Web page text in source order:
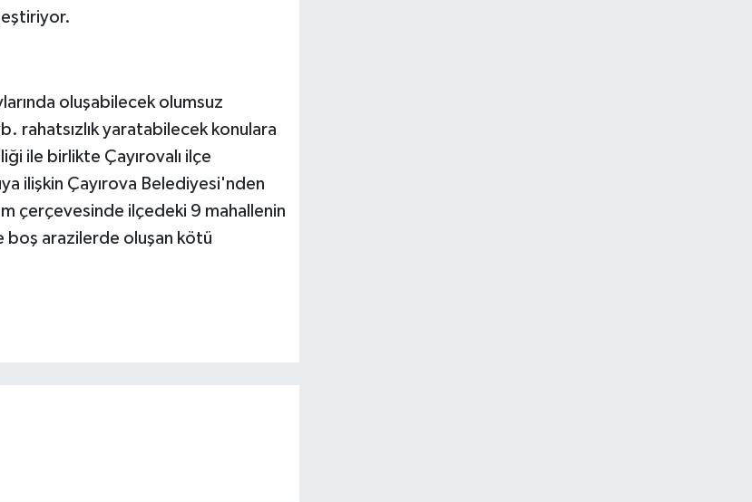
oluşabilecek olumsuz
rahatsızlık yaratabilecek konulara
ile birlikte Çayırovalı ilçe
ilişkin Çayırova Belediyesi'nden
çerçevesinde ilçedeki 9 mahallenin
boş arazilerde oluşan kötü